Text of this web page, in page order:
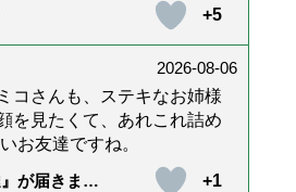
+5
2026-08-06
コさんも、ステキなお姉様
を見たくて、あれこれ詰め
お友達ですね。
が届きまし
+1